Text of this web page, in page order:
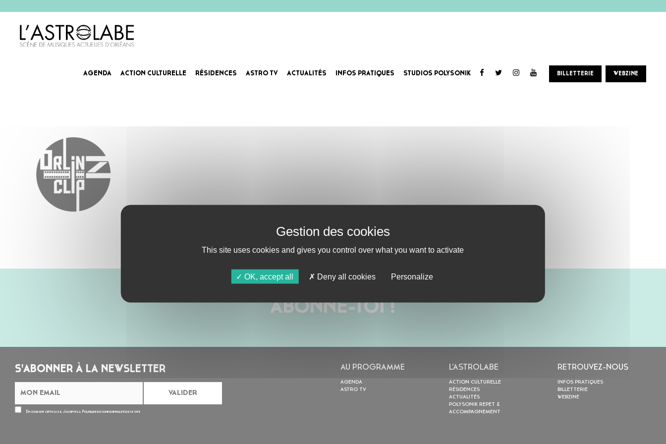
AGENDA ACTION CULTURELLE RÉSIDENCES ASTRO TV ACTUALITÉS INFOS PRATIQUES STUDIOS POLYSONIK BILLETTERIE WEBZINE
ABONNE-TOI !
S'ABONNER À LA NEWSLETTER
En cochant cette case, j’accepte la Politique de confidentialitéde ce site
AU PROGRAMME
AGENDA
ASTRO TV
L’ASTROLABE
ACTION CULTURELLE
RÉSIDENCES
ACTUALITÉS
POLYSONIK REPET &
ACCOMPAGNEMENT
RETROUVEZ-NOUS
INFOS PRATIQUES
BILLETTERIE
WEBZINE
This site uses cookies and gives you control over what you want to activate
OK, accept all Deny all cookies Personalize